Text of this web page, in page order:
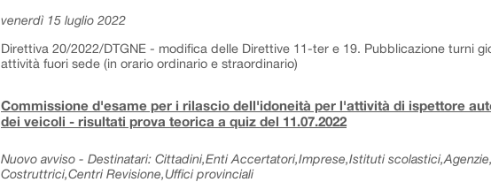
venerdì 15 luglio 2022
Direttiva 20/2022/DTGNE - modifica delle Direttive 11-ter e 19. Pubblicazione turni
attività fuori sede (in orario ordinario e straordinario)
Commissione d'esame per i rilascio dell'idoneità per l'attività di ispettore
dei veicoli - risultati prova teorica a quiz del 11.07.2022
Nuovo avviso - Destinatari: Cittadini,Enti Accertatori,Imprese,Istituti
Costruttrici,Centri Revisione,Uffici provinciali